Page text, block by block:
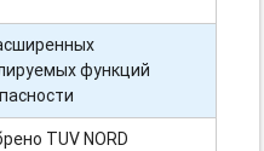
функций
TUV NORD